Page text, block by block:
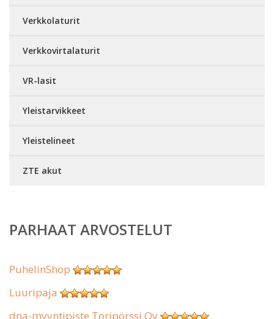
Verkkolaturit
Verkkovirtalaturit
VR-lasit
Yleistarvikkeet
Yleistelineet
ZTE akut
PARHAAT ARVOSTELUT
PuhelinShop
Luuripaja
dna-myyntipiste Toripörssi Oy